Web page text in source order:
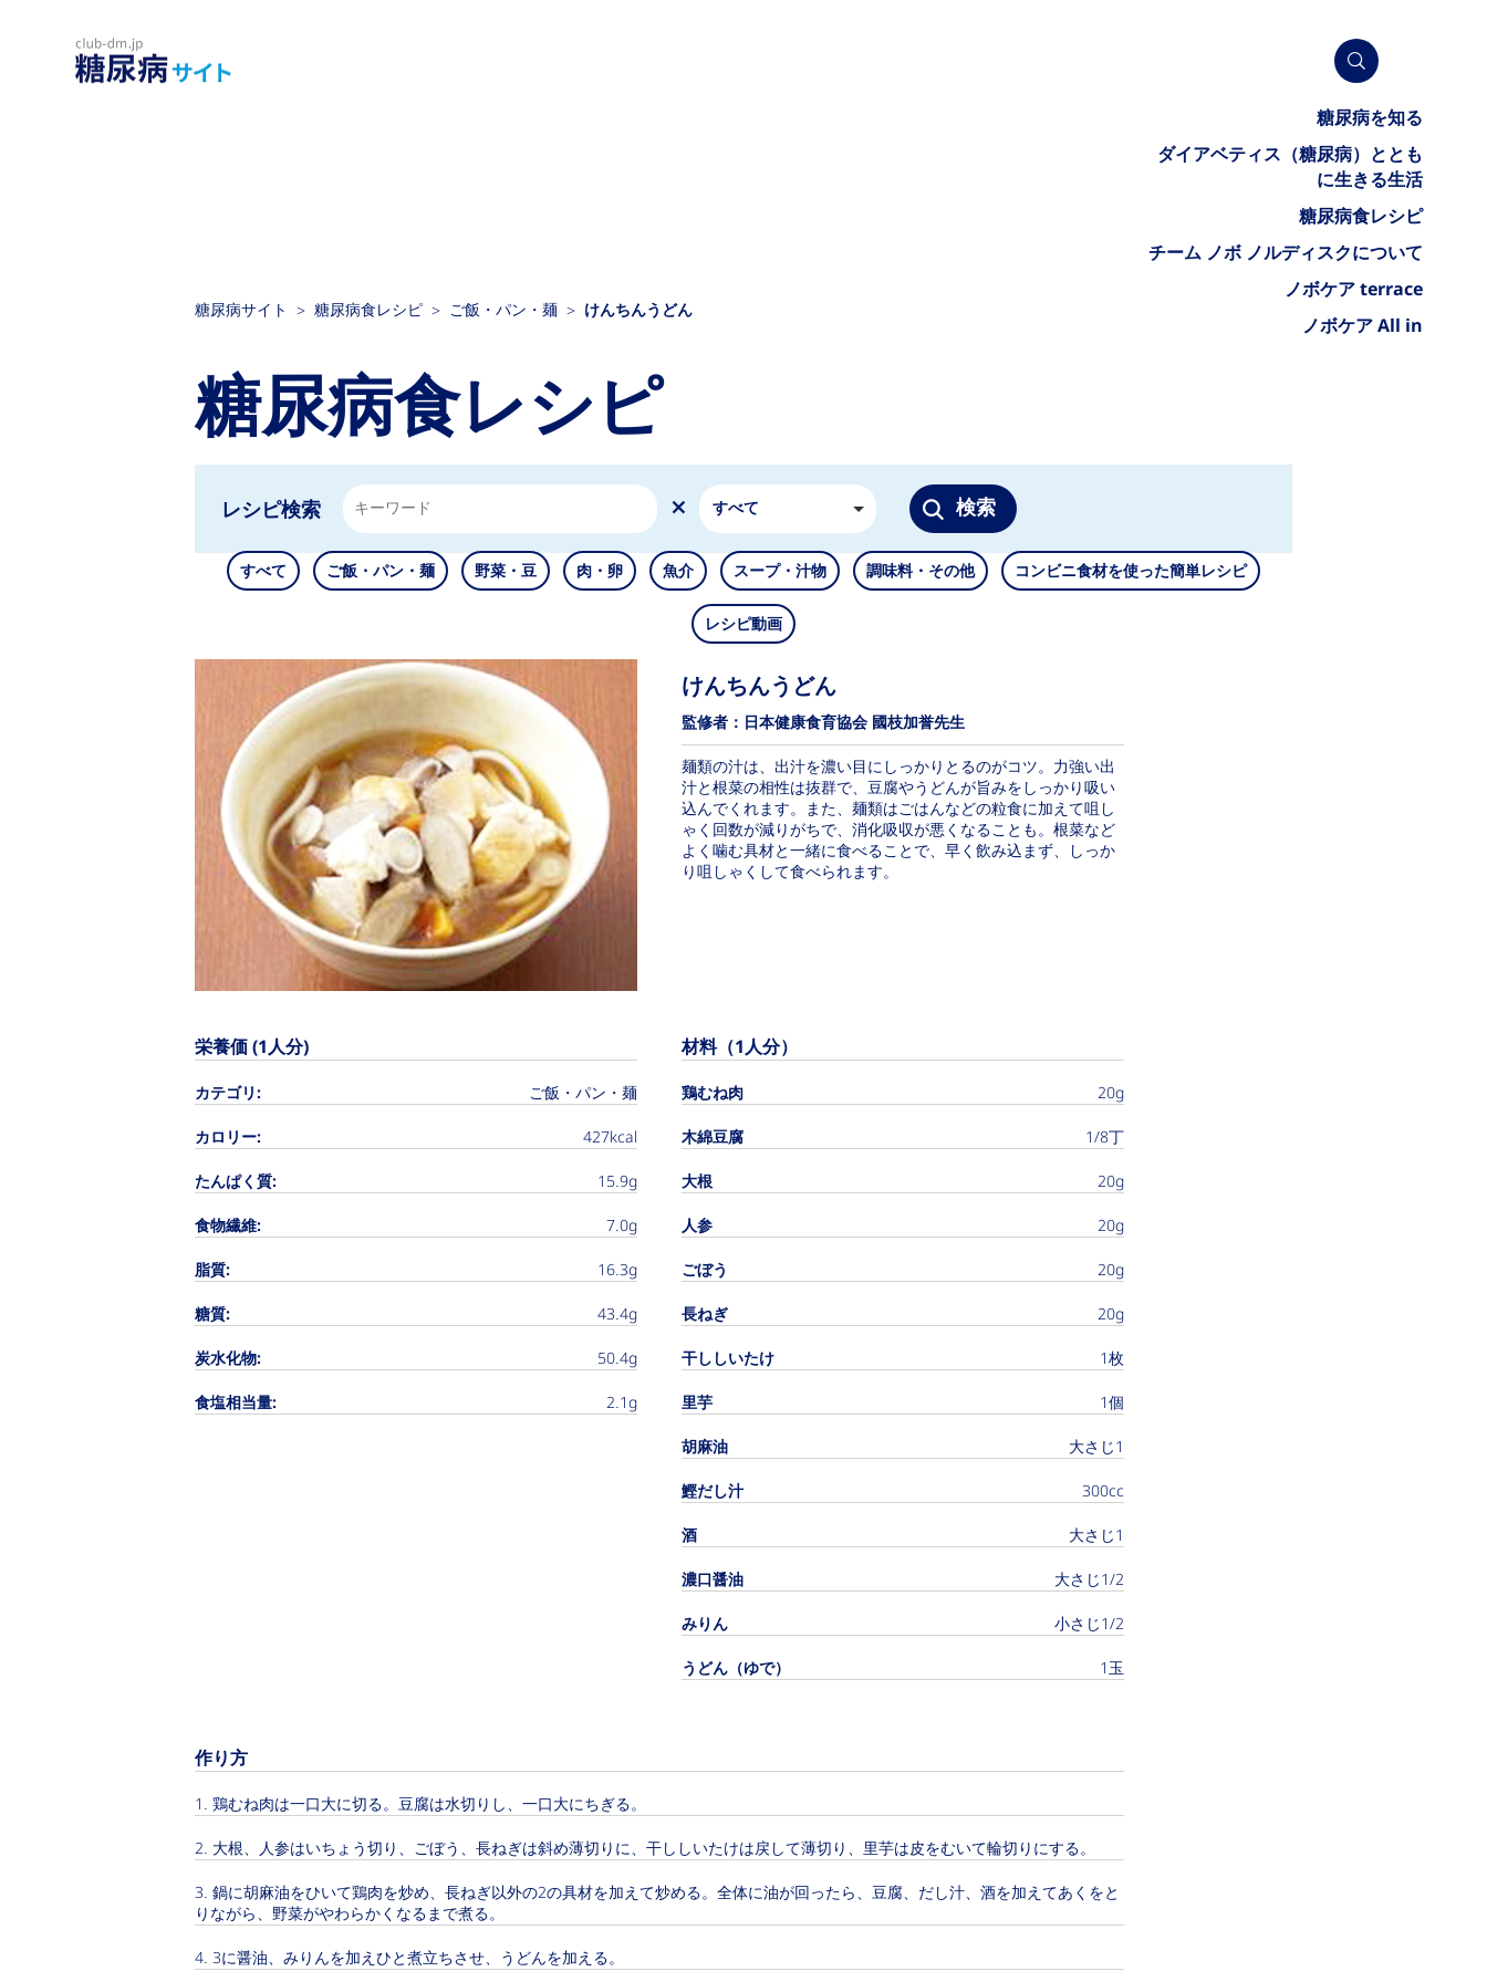
糖尿病を知る
ダイアベティス（糖尿病）ととも
に生きる生活
糖尿病食レシピ
チーム ノボ ノルディスクについて
ノボケア terrace
ノボケア All in
糖尿病サイト 糖尿病食レシピ ご飯・パン・麺 けんちんうどん
糖尿病食レシピ
レシピ検索 すべて 検索
すべて ご飯・パン・麺 野菜・豆 肉・卵 魚介 スープ・汁物 調味料・その他 コンビニ食材を使った簡単レシピ
レシピ動画
けんちんうどん
監修者：日本健康食育協会 國枝加誉先生
麺類の汁は、出汁を濃い目にしっかりとるのがコツ。力強い出
汁と根菜の相性は抜群で、豆腐やうどんが旨みをしっかり吸い
込んでくれます。また、麺類はごはんなどの粒食に加えて咀し
ゃく回数が減りがちで、消化吸収が悪くなることも。根菜など
よく噛む具材と一緒に食べることで、早く飲み込まず、しっか
り咀しゃくして食べられます。
栄養価 (1人分)
カテゴリ:
ご飯・パン・麺
カロリー:
427kcal
たんぱく質:
15.9g
食物繊維:
7.0g
脂質:
16.3g
糖質:
43.4g
炭水化物:
50.4g
食塩相当量:
2.1g
材料（1人分）
鶏むね肉
20g
木綿豆腐
1/8丁
大根
20g
人参
20g
ごぼう
20g
長ねぎ
20g
干ししいたけ
1枚
里芋
1個
胡麻油
大さじ1
鰹だし汁
300cc
酒
大さじ1
濃口醤油
大さじ1/2
みりん
小さじ1/2
うどん（ゆで）
1玉
作り方
鶏むね肉は一口大に切る。豆腐は水切りし、一口大にちぎる。
大根、人参はいちょう切り、ごぼう、長ねぎは斜め薄切りに、干ししいたけは戻して薄切り、里芋は皮をむいて輪切りにする。
鍋に胡麻油をひいて鶏肉を炒め、長ねぎ以外の2の具材を加えて炒める。全体に油が回ったら、豆腐、だし汁、酒を加えてあくをと
りながら、野菜がやわらかくなるまで煮る。
3に醤油、みりんを加えひと煮立ちさせ、うどんを加える。